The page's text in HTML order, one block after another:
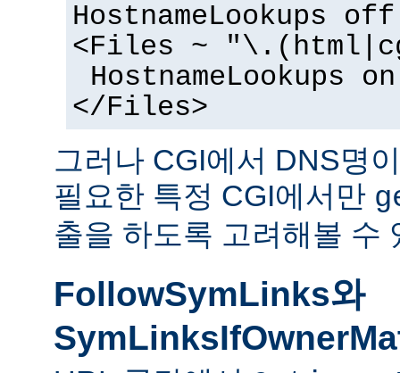
HostnameLookups off
<Files ~
HostnameLookups on
</Files>
그러나 CGI에서 DNS명
필요한 특정 CGI에서만
출을 하도록 고려해볼 수
FollowSymLinks와